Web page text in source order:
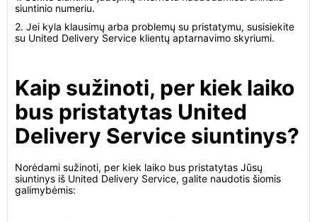
siuntinio numeriu.
2. Jei kyla klausimų arba problemų su pristatymu, susisiekite
su United Delivery Service klientų aptarnavimo skyriumi.
Kaip sužinoti, per kiek laiko
bus pristatytas United
Delivery Service siuntinys?
Norėdami sužinoti, per kiek laiko bus pristatytas Jūsų
siuntinys iš United Delivery Service, galite naudotis šiomis
galimybėmis: